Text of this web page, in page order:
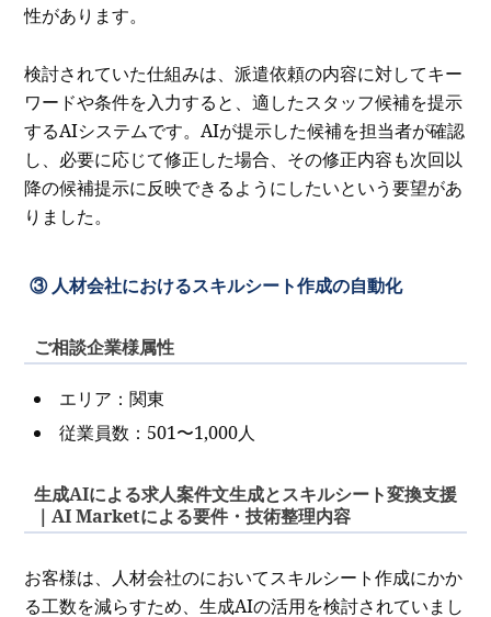
性があります。
検討されていた仕組みは、派遣依頼の内容に対してキー
ワードや条件を入力すると、適したスタッフ候補を提示
するAIシステムです。AIが提示した候補を担当者が確認
し、必要に応じて修正した場合、その修正内容も次回以
降の候補提示に反映できるようにしたいという要望があ
りました。
③ 人材会社におけるスキルシート作成の自動化
ご相談企業様属性
エリア：関東
従業員数：501〜1,000人
生成AIによる求人案件文生成とスキルシート変換支援
｜AI Marketによる要件・技術整理内容
お客様は、人材会社のにおいてスキルシート作成にかか
る工数を減らすため、生成AIの活用を検討されていまし